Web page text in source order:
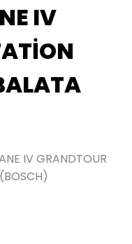
IV
IV GRANDTOUR